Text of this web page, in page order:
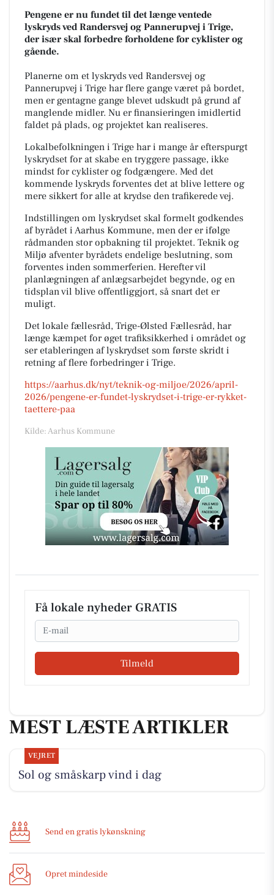
Pengene er nu fundet til det længe ventede
lyskryds ved Randersvej og Pannerupvej i Trige,
der især skal forbedre forholdene for cyklister og
gående.
Planerne om et lyskryds ved Randersvej og
Pannerupvej i Trige har flere gange været på bordet,
men er gentagne gange blevet udskudt på grund af
manglende midler. Nu er finansieringen imidlertid
faldet på plads, og projektet kan realiseres.
Lokalbefolkningen i Trige har i mange år efterspurgt
lyskrydset for at skabe en tryggere passage, ikke
mindst for cyklister og fodgængere. Med det
kommende lyskryds forventes det at blive lettere og
mere sikkert for alle at krydse den trafikerede vej.
Indstillingen om lyskrydset skal formelt godkendes
af byrådet i Aarhus Kommune, men der er ifølge
rådmanden stor opbakning til projektet. Teknik og
Miljø afventer byrådets endelige beslutning, som
forventes inden sommerferien. Herefter vil
planlægningen af anlægsarbejdet begynde, og en
tidsplan vil blive offentliggjort, så snart det er
muligt.
Det lokale fællesråd, Trige-Ølsted Fællesråd, har
længe kæmpet for øget trafiksikkerhed i området og
ser etableringen af lyskrydset som første skridt i
retning af flere forbedringer i Trige.
https://aarhus.dk/nyt/teknik-og-miljoe/2026/april-
2026/pengene-er-fundet-lyskrydset-i-trige-er-rykket-
taettere-paa
Kilde: Aarhus Kommune
Få lokale nyheder GRATIS
Email
Tilmeld
MEST LÆSTE ARTIKLER
VEJRET
Sol og småskarp vind i dag
Send en gratis lykønskning
Opret mindeside